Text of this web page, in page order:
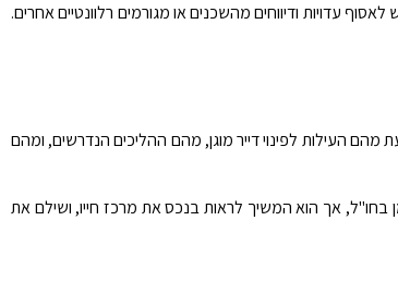
עדויות ודיווחים מהשכנים או מגורמים רלוונטיים אחרים.
העילות לפינוי דייר מוגן, מהם ההליכים הנדרשים, ומהם
אך הוא המשיך לראות בנכס את מרכז חייו, ושילם את